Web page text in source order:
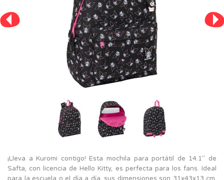
¡Lleva a Kuromi contigo! Esta mochila para portátil de 14.1'' de
Safta, con licencia de Hello Kitty, es perfecta para los fans. Ideal
para la escuela o el día a día, sus dimensiones son 31x43x13 cm.